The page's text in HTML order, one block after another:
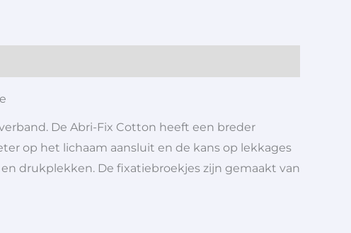
De Abri-Fix Cotton heeft een breder
op het lichaam aansluit en de kans op lekkages
drukplekken. De fixatiebroekjes zijn gemaakt van